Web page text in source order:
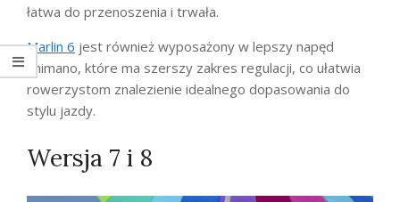
łatwa do przenoszenia i trwała.
Marlin 6 jest również wyposażony w lepszy napęd
Shimano, które ma szerszy zakres regulacji, co ułatwia
rowerzystom znalezienie idealnego dopasowania do
stylu jazdy.
Wersja 7 i 8